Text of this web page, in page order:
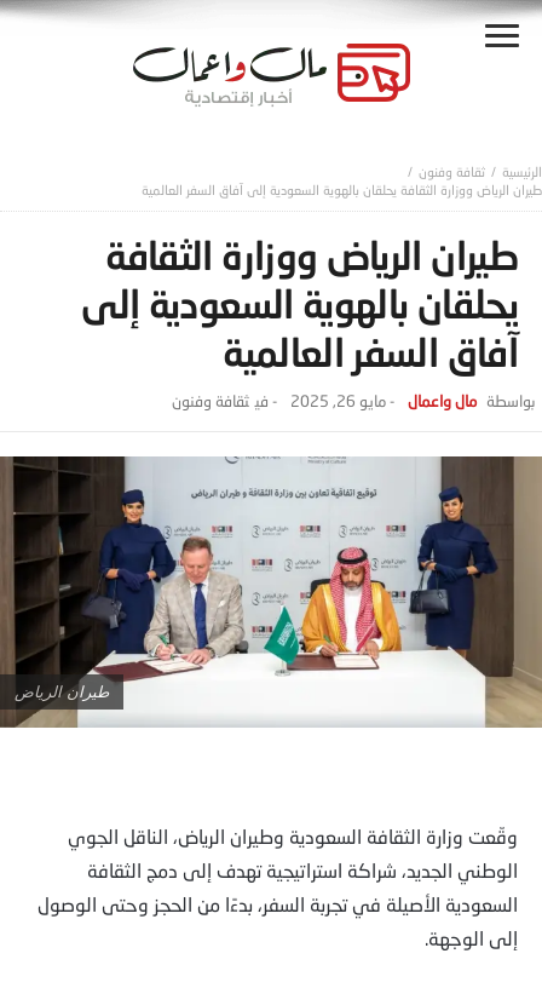
ثقافة وفنون
طيران الرياض ووزارة الثقافة يحلقان بالهوية السعودية إلى آفاق السفر العالمية
طيران الرياض ووزارة الثقافة
يحلقان بالهوية السعودية إلى
آفاق السفر العالمية
مال واعمال - مايو 26, 2025 - ‎في ثقافة وفنون
طيران الرياض
وقّعت وزارة الثقافة السعودية وطيران الرياض، الناقل الجوي
الوطني الجديد، شراكة استراتيجية تهدف إلى دمج الثقافة
السعودية الأصيلة في تجربة السفر، بدءًا من الحجز وحتى الوصول
إلى الوجهة.